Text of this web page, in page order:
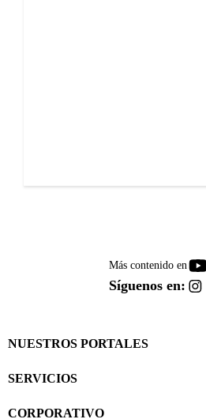
Más contenido en
Síguenos en:
NUESTROS PORTALES
SERVICIOS
CORPORATIVO